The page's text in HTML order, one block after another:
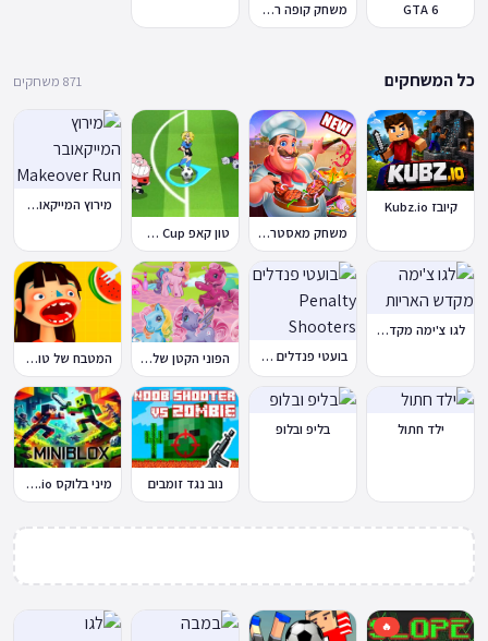
GTA 6 משחק קופה ראשית
כל המשחקים 871 משחקים
קיובז Kubz.io
משחק מאסטר שף
טון קאפ Toon Cup
מירוץ המייקאובר Makeover Run
לגו צ'ימה מקדש האריות
בועטי פנדלים Penalty Shooters
הפוני הקטן שלי: מסיבה בכפר המטבח של טוקה בוקה
ילד חתול בליפ ובלופ
נוב נגד זומבים מיני בלוקס Miniblox.io
🔥